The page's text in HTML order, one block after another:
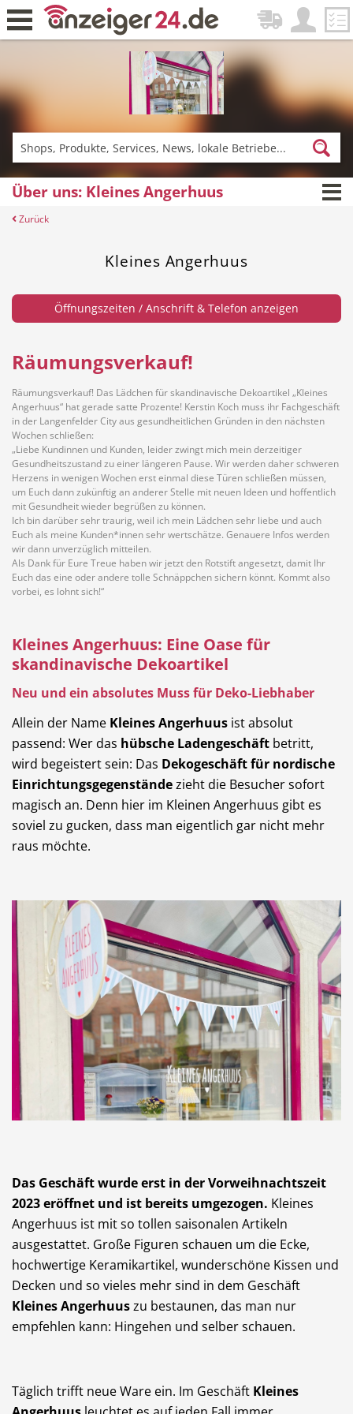
Zurück
Fitness & Sport Lieferservice
Hotel Beauty & Wellness
Auto Handwerk
Dienstleistungen Freie Berufe
Veranstaltungskalender Lokale Empfehlungen
Stellenangebote Öffentliche Einrichtungen
Videos Dein Langenfeld
Zurück
Kleines Angerhuus
Öffnungszeiten / Anschrift & Telefon anzeigen
Über uns: Kleines Angerhuus
Räumungsverkauf!
Räumungsverkauf! Das Lädchen für skandinavische Dekoartikel „Kleines
Angerhuus“ hat gerade satte Prozente! Kerstin Koch muss ihr Fachgeschäft
in der Langenfelder City aus gesundheitlichen Gründen in den nächsten
Wochen schließen:
„Liebe Kundinnen und Kunden, leider zwingt mich mein derzeitiger
Gesundheitszustand zu einer längeren Pause. Wir werden daher schweren
Herzens in wenigen Wochen erst einmal diese Türen schließen müssen,
um Euch dann zukünftig an anderer Stelle mit neuen Ideen und hoffentlich
mit Gesundheit wieder begrüßen zu können.
Ich bin darüber sehr traurig, weil ich mein Lädchen sehr liebe und auch
Euch als meine Kunden*innen sehr wertschätze. Genauere Infos werden
wir dann unverzüglich mitteilen.
Als Dank für Eure Treue haben wir jetzt den Rotstift angesetzt, damit Ihr
Euch das eine oder andere tolle Schnäppchen sichern könnt. Kommt also
vorbei, es lohnt sich!“
Kleines Angerhuus: Eine Oase für
skandinavische Dekoartikel
Neu und ein absolutes Muss für Deko-Liebhaber
Allein der Name Kleines Angerhuus ist absolut
passend: Wer das hübsche Ladengeschäft betritt,
wird begeistert sein: Das Dekogeschäft für nordische
Einrichtungsgegenständezieht die Besucher sofort
magisch an. Denn hier im Kleinen Angerhuus gibt es
soviel zu gucken, dass man eigentlich gar nicht mehr
raus möchte.
Das Geschäft wurde erst in der Vorweihnachtszeit
2023 eröffnet und ist bereits umgezogen. Kleines
Angerhuus ist mit so tollen saisonalen Artikeln
ausgestattet. Große Figuren schauen um die Ecke,
hochwertige Keramikartikel, wunderschöne Kissen und
Decken und so vieles mehr sind in dem Geschäft
Kleines Angerhuuszu bestaunen, das man nur
empfehlen kann: Hingehen und selber schauen.
Täglich trifft neue Ware ein. Im Geschäft Kleines